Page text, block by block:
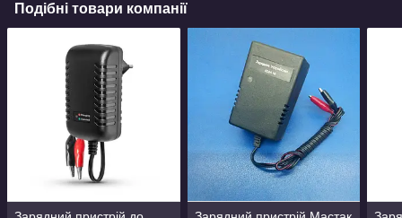
Подібні товари компанії